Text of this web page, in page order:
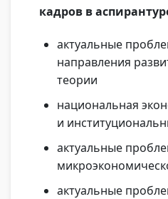
кадров в
актуальные
направления
теории
национальная
и
актуальные
актуальные